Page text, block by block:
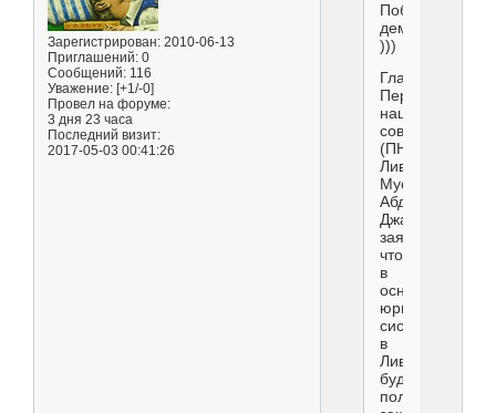
Зарегистрирован: 2010-06-13
Приглашений: 0
Сообщений: 116
Уважение: [+1/-0]
Провел на форуме:
3 дня 23 часа
Последний визит:
2017-05-03 00:41:26
Победа
демократии
)))
Глава
Переходного
национального
совета
(ПНС)
Ливии
Мустафа
Абдель
Джалиль
заявил,
что
в
основу
юридической
системы
в
Ливии
будут
положены